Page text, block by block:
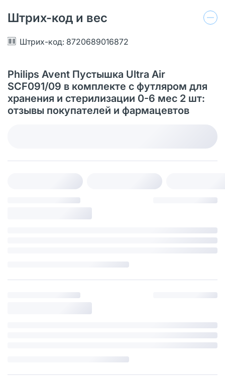
Штрих-код и вес
Штрих-код: 8720689016872
Philips Avent Пустышка Ultra Air
SCF091/09 в комплекте с футляром для
хранения и стерилизации 0-6 мес 2 шт:
отзывы покупателей и фармацевтов